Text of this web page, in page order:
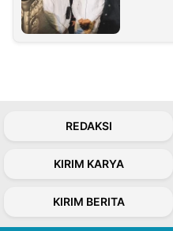
REDAKSI
KIRIM KARYA
KIRIM BERITA